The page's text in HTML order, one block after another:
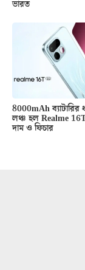
ভারত
8000mAh ব্যাটারির
লঞ্চ হল Realme
দাম ও ফিচার